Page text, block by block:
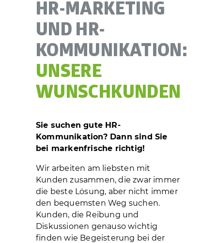
HR-MARKETING
UND HR-
KOMMUNIKATION:
UNSERE
WUNSCHKUNDEN
Sie suchen gute HR-
Kommunikation? Dann sind Sie
bei markenfrische richtig!
Wir arbeiten am liebsten mit
Kunden zusammen, die zwar immer
die beste Lösung, aber nicht immer
den bequemsten Weg suchen.
Kunden, die Reibung und
Diskussionen genauso wichtig
finden wie Begeisterung bei der